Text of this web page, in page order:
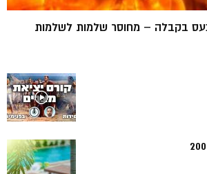
בקבלה – מחוסר שלמות לשלמות